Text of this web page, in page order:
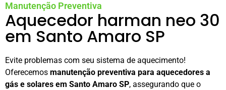
Manutenção Preventiva
Aquecedor harman neo 30
em Santo Amaro SP
Evite problemas com seu sistema de aquecimento!
Oferecemos manutenção preventiva para aquecedores a
gás e solares em Santo Amaro SP, assegurando que o